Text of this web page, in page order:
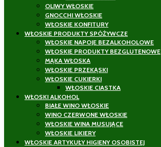
OLIWY WŁOSKIE
GNOCCHI WŁOSKIE
WŁOSKIE KONFITURY
WŁOSKIE PRODUKTY SPÓŻYWCZE
WŁOSKIE NAPOJE BEZALKOHOLOWE
WŁOSKIE PRODUKTY BEZGLUTENOWE
MĄKA WŁOSKA
WŁOSKIE PRZEKĄSKI
WŁOSKIE CUKIERKI
WŁOSKIE CIASTKA
WŁOSKI ALKOHOL
BIAŁE WINO WŁOSKIE
WINO CZERWONE WŁOSKIE
WŁOSKIE WINA MUSUJĄCE
WŁOSKIE LIKIERY
WŁOSKIE ARTYKUŁY HIGIENY OSOBISTEJ